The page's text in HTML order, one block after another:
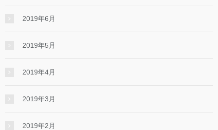
2019年6月
2019年5月
2019年4月
2019年3月
2019年2月